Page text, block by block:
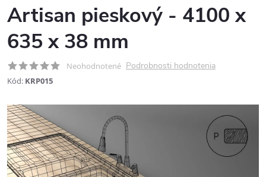
Artisan pieskový - 4100 x
635 x 38 mm
Neohodnotené Podrobnosti hodnotenia
Kód: KRP015